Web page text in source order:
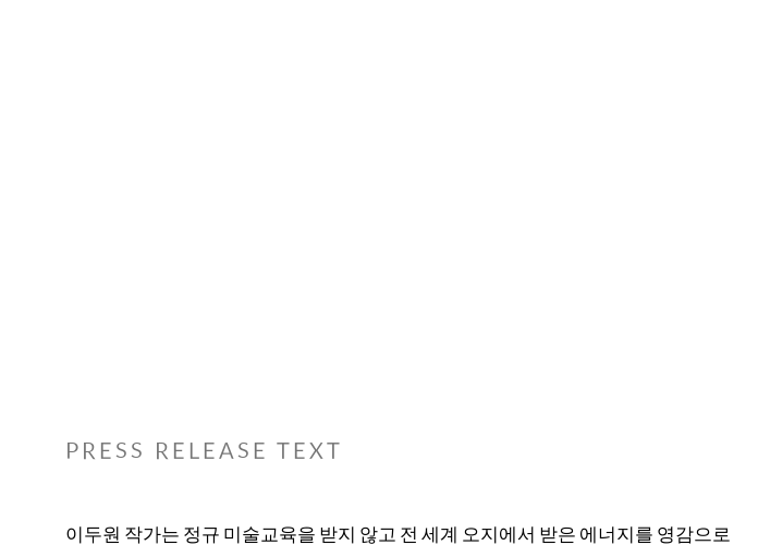
PRESS RELEASE TEXT
이두원 작가는 정규 미술교육을 받지 않고 전 세계 오지에서 받은 에너지를 영감으로